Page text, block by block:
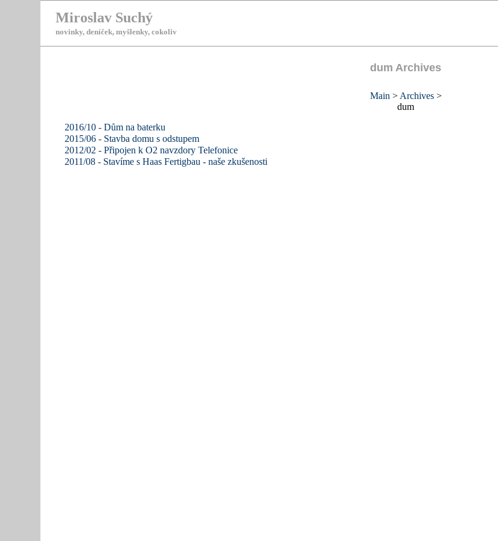
Miroslav Suchý
novinky, deníček, myšlenky, cokoliv
dum Archives
Main > Archives>
dum
2016/10 -Dům na baterku
2015/06 - Stavba domu s odstupem
2012/02 -Připojen k O2 navzdory Telefonice
2011/08 - Stavíme s Haas Fertigbau - naše zkušenosti